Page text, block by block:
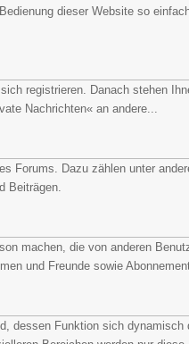
dieser Website so
registrieren. Danach stehen
Nachrichten« an andere...
Forums. Dazu zählen unter
Beiträgen.
machen, die von anderen
und Freunde sowie
dessen Funktion sich